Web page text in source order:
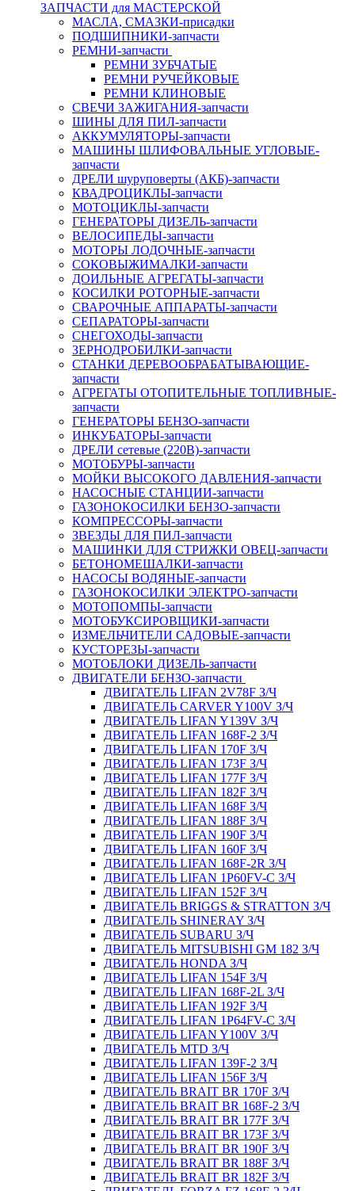
ЗАПЧАСТИ для МАСТЕРСКОЙ
МАСЛА, СМАЗКИ-присадки
ПОДШИПНИКИ-запчасти
РЕМНИ-запчасти
РЕМНИ ЗУБЧАТЫЕ
РЕМНИ РУЧЕЙКОВЫЕ
РЕМНИ КЛИНОВЫЕ
СВЕЧИ ЗАЖИГАНИЯ-запчасти
ШИНЫ ДЛЯ ПИЛ-запчасти
АККУМУЛЯТОРЫ-запчасти
МАШИНЫ ШЛИФОВАЛЬНЫЕ УГЛОВЫЕ-
запчасти
ДРЕЛИ шуруповерты (АКБ)-запчасти
КВАДРОЦИКЛЫ-запчасти
МОТОЦИКЛЫ-запчасти
ГЕНЕРАТОРЫ ДИЗЕЛЬ-запчасти
ВЕЛОСИПЕДЫ-запчасти
МОТОРЫ ЛОДОЧНЫЕ-запчасти
СОКОВЫЖИМАЛКИ-запчасти
ДОИЛЬНЫЕ АГРЕГАТЫ-запчасти
КОСИЛКИ РОТОРНЫЕ-запчасти
СВАРОЧНЫЕ АППАРАТЫ-запчасти
СЕПАРАТОРЫ-запчасти
СНЕГОХОДЫ-запчасти
ЗЕРНОДРОБИЛКИ-запчасти
СТАНКИ ДЕРЕВООБРАБАТЫВАЮЩИЕ-
запчасти
АГРЕГАТЫ ОТОПИТЕЛЬНЫЕ ТОПЛИВНЫЕ-
запчасти
ГЕНЕРАТОРЫ БЕНЗО-запчасти
ИНКУБАТОРЫ-запчасти
ДРЕЛИ сетевые (220В)-запчасти
МОТОБУРЫ-запчасти
МОЙКИ ВЫСОКОГО ДАВЛЕНИЯ-запчасти
НАСОСНЫЕ СТАНЦИИ-запчасти
ГАЗОНОКОСИЛКИ БЕНЗО-запчасти
КОМПРЕССОРЫ-запчасти
ЗВЕЗДЫ ДЛЯ ПИЛ-запчасти
МАШИНКИ ДЛЯ СТРИЖКИ ОВЕЦ-запчасти
БЕТОНОМЕШАЛКИ-запчасти
НАСОСЫ ВОДЯНЫЕ-запчасти
ГАЗОНОКОСИЛКИ ЭЛЕКТРО-запчасти
МОТОПОМПЫ-запчасти
МОТОБУКСИРОВЩИКИ-запчасти
ИЗМЕЛЬЧИТЕЛИ САДОВЫЕ-запчасти
КУСТОРЕЗЫ-запчасти
МОТОБЛОКИ ДИЗЕЛЬ-запчасти
ДВИГАТЕЛИ БЕНЗО-запчасти
ДВИГАТЕЛЬ LIFAN 2V78F З/Ч
ДВИГАТЕЛЬ CARVER Y100V З/Ч
ДВИГАТЕЛЬ LIFAN Y139V З/Ч
ДВИГАТЕЛЬ LIFAN 168F-2 З/Ч
ДВИГАТЕЛЬ LIFAN 170F З/Ч
ДВИГАТЕЛЬ LIFAN 173F З/Ч
ДВИГАТЕЛЬ LIFAN 177F З/Ч
ДВИГАТЕЛЬ LIFAN 182F З/Ч
ДВИГАТЕЛЬ LIFAN 168F З/Ч
ДВИГАТЕЛЬ LIFAN 188F З/Ч
ДВИГАТЕЛЬ LIFAN 190F З/Ч
ДВИГАТЕЛЬ LIFAN 160F З/Ч
ДВИГАТЕЛЬ LIFAN 168F-2R З/Ч
ДВИГАТЕЛЬ LIFAN 1P60FV-C З/Ч
ДВИГАТЕЛЬ LIFAN 152F З/Ч
ДВИГАТЕЛЬ BRIGGS & STRATTON З/Ч
ДВИГАТЕЛЬ SHINERAY З/Ч
ДВИГАТЕЛЬ SUBARU З/Ч
ДВИГАТЕЛЬ MITSUBISHI GM 182 З/Ч
ДВИГАТЕЛЬ HONDA З/Ч
ДВИГАТЕЛЬ LIFAN 154F З/Ч
ДВИГАТЕЛЬ LIFAN 168F-2L З/Ч
ДВИГАТЕЛЬ LIFAN 192F З/Ч
ДВИГАТЕЛЬ LIFAN 1P64FV-C З/Ч
ДВИГАТЕЛЬ LIFAN Y100V З/Ч
ДВИГАТЕЛЬ MTD З/Ч
ДВИГАТЕЛЬ LIFAN 139F-2 З/Ч
ДВИГАТЕЛЬ LIFAN 156F З/Ч
ДВИГАТЕЛЬ BRAIT BR 170F З/Ч
ДВИГАТЕЛЬ BRAIT BR 168F-2 З/Ч
ДВИГАТЕЛЬ BRAIT BR 177F З/Ч
ДВИГАТЕЛЬ BRAIT BR 173F З/Ч
ДВИГАТЕЛЬ BRAIT BR 190F З/Ч
ДВИГАТЕЛЬ BRAIT BR 188F З/Ч
ДВИГАТЕЛЬ BRAIT BR 182F З/Ч